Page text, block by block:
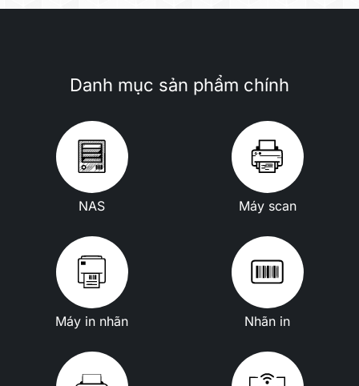
Danh mục sản phẩm chính
NAS Máy scan
Máy in nhãn Nhãn in